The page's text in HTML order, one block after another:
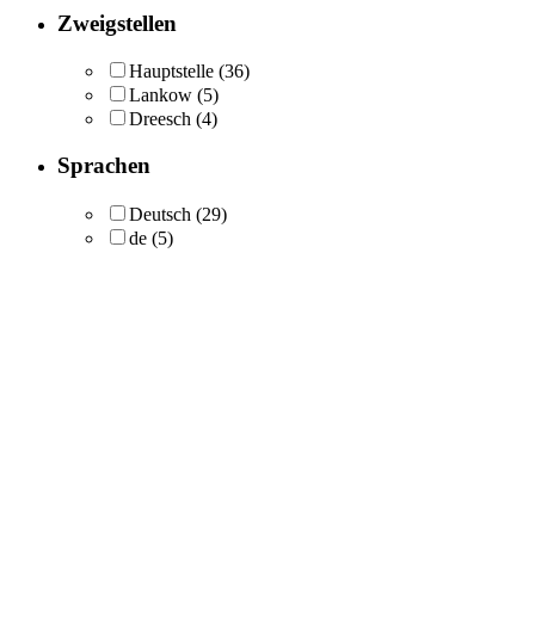
Zweigstellen
Hauptstelle (36)
Lankow (5)
Dreesch (4)
Sprachen
Deutsch (29)
de (5)